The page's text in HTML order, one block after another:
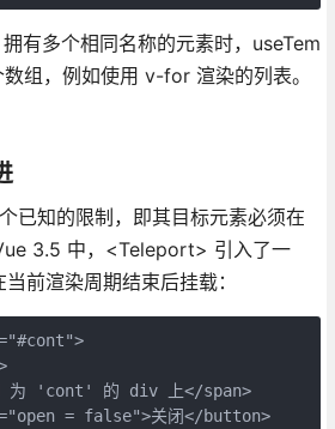
有多个相同名称的元素时，useTem
组，例如使用 v-for 渲染的列表。
已知的限制，即其目标元素必须在
3.5 中，<Teleport> 引入了一
前渲染周期结束后挂载：
为 'cont' 的 div 上</span>
= false">关闭</button>